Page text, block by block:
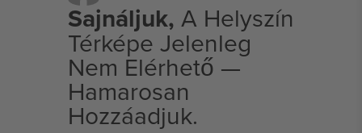
Sajnáljuk, A Helyszín
Térképe Jelenleg
Nem Elérhető —
Hamarosan
Hozzáadjuk.